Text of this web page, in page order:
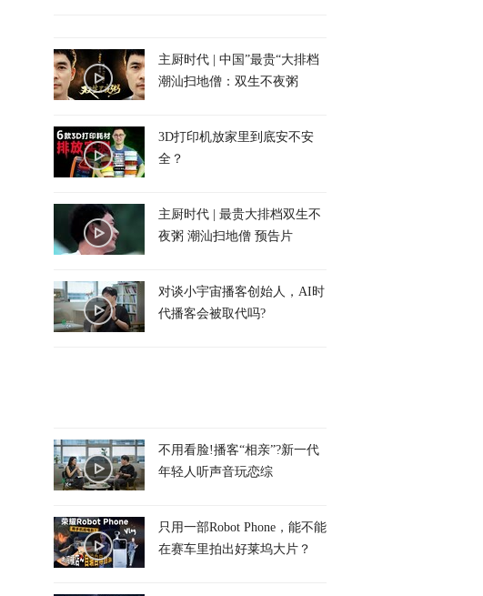
主厨时代 | 中国”最贵“大排档
潮汕扫地僧：双生不夜粥
3D打印机放家里到底安不安
全？
主厨时代 | 最贵大排档双生不
夜粥 潮汕扫地僧 预告片
对谈小宇宙播客创始人，AI时
代播客会被取代吗?
不用看脸!播客“相亲”?新一代
年轻人听声音玩恋综
只用一部Robot Phone，能不能
在赛车里拍出好莱坞大片？